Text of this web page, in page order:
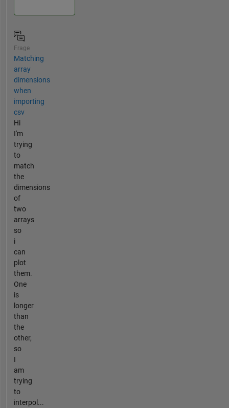
Frage
Matching
array
dimensions
when
importing
csv
Hi
I'm
trying
to
match
the
dimensions
of
two
arrays
so
i
can
plot
them.
One
is
longer
than
the
other,
so
I
am
trying
to
interpol...